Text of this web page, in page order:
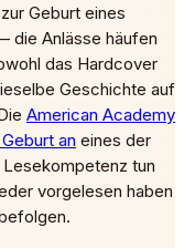
Geburt eines
die Anlässe häufen
das Hardcover
Geschichte auf
American Academy
an eines der
tun
vorgelesen haben